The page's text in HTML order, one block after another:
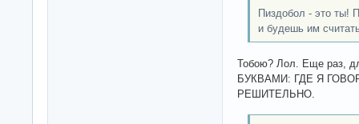
Пиздобол - это ты!
и будешь им
Тобою? Лол. Еще раз,
БУКВАМИ: ГДЕ Я
РЕШИТЕЛЬНО.